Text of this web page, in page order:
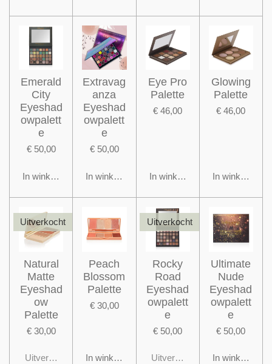
Emerald
City
Eyeshad
owpalett
e
€ 50,00
In winkelwagen
Extravag
anza
Eyeshad
owpalett
e
€ 50,00
In winkelwagen
Eye Pro
Palette
€ 46,00
In winkelwagen
Glowing
Palette
€ 46,00
In
Uitverkocht
Natural
Matte
Eyeshad
ow
Palette
€ 30,00
Uitverkocht
Peach
Blossom
Palette
€ 30,00
In winkelwagen
Uitverkocht
Rocky
Road
Eyeshad
owpalett
e
€ 50,00
Uitverkocht
Ultimate
Nude
Eyeshad
owpalett
e
€ 50,00
In